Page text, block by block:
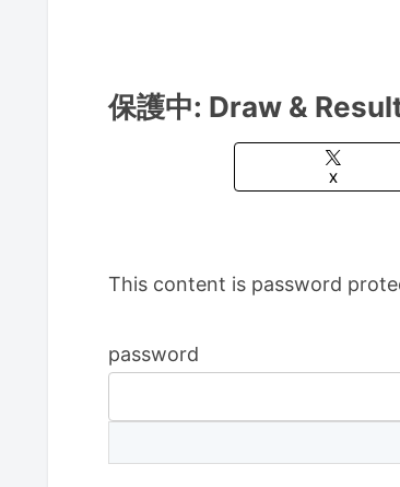
保護中: Draw &
X
This content is password
password